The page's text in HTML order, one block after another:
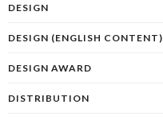
DESIGN
DESIGN (ENGLISH CONTENT)
DESIGN AWARD
DISTRIBUTION